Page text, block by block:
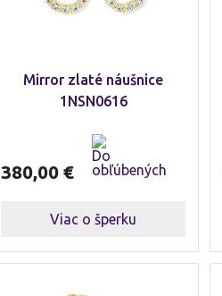
Mirror zlaté náušnice
1NSN0616
380,00 €
Viac o šperku